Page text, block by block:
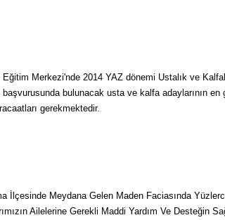
Merkezi'nde 2014 YAZ dönemi Ustalık ve
başvurusunda bulunacak usta ve kalfa adaylarının
gerekmektedir.
İlçesinde Meydana Gelen Maden Faciasında
Ailelerine Gerekli Maddi Yardım Ve Desteğin